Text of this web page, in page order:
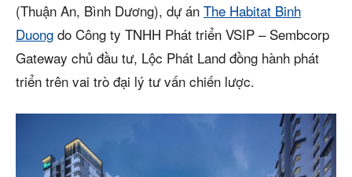
(Thuận An, Bình Dương), dự án The Habitat Binh
Duong do Công ty TNHH Phát triển VSIP – Sembcorp
Gateway chủ đầu tư, Lộc Phát Land đồng hành phát
triển trên vai trò đại lý tư vấn chiến lược.